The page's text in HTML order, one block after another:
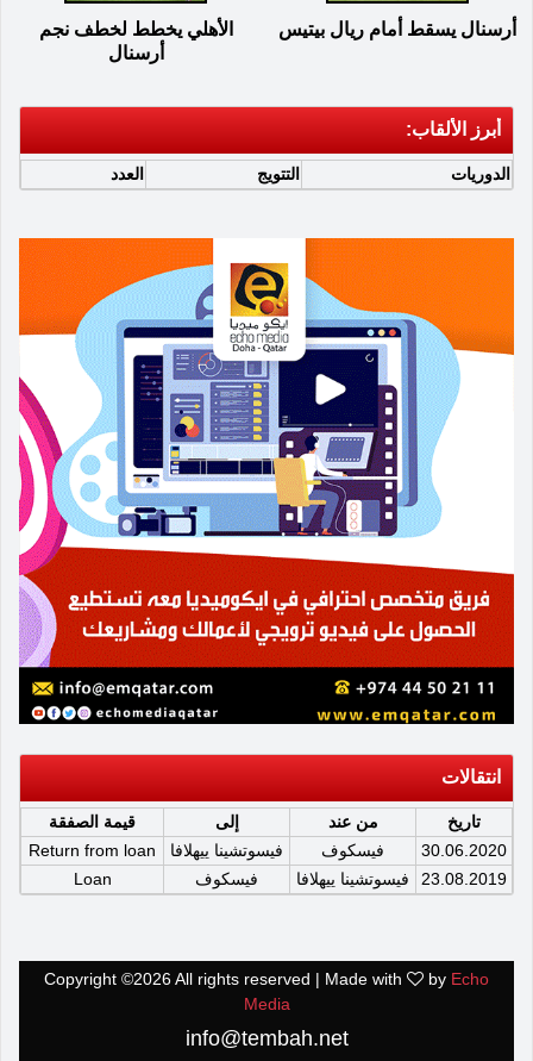
أرسنال يسقط أمام ريال بيتيس
الأهلي يخطط لخطف نجم
أرسنال
أبرز الألقاب:
الدوريات التتويج العدد
انتقالات
تاريخ من عند إلى
قيمة الصفقة
30.06.2020
فيسكوف فيسوتشينا ييهلافا
Return from loan
23.08.2019
فيسوتشينا ييهلافا فيسكوف Loan
Copyright ©2026 All rights reserved | Made with by Echo
Media
info@tembah.net